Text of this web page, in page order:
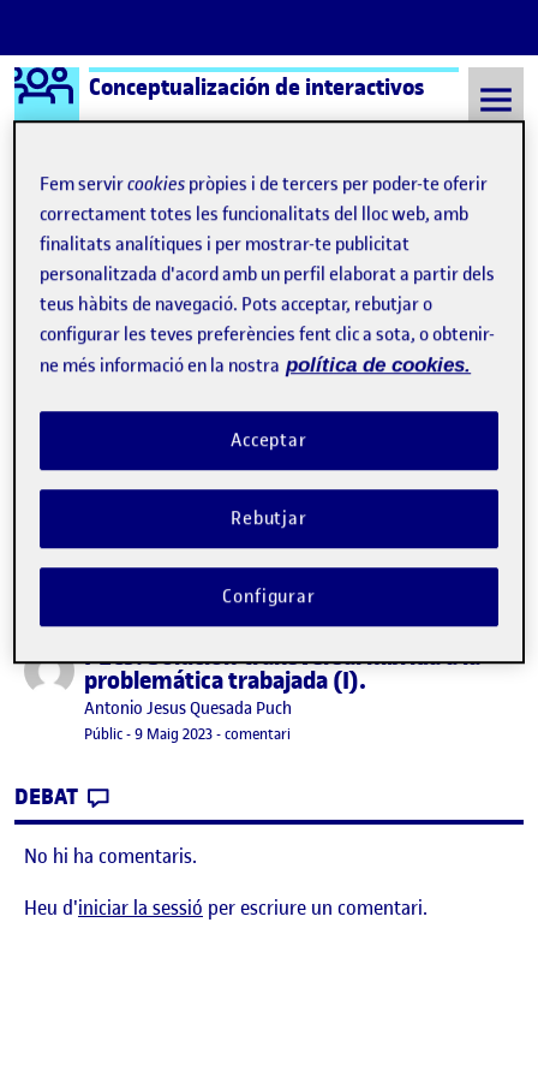
Saltar al contingut
Logo Ágora
Conceptualización de interactivos
Semestre 20222 - Aula 1 9 Maig, 2023
9 Maig, 2023
Publicat perPEC3. Solución transversal híbrida a la
problemática trabajada (I).
Publicat per
Antonio Jesus Quesada Puch
Visibilitat:
Públic-Data de publicació
9 Maig 2023-comentariel PEC3. Solución transversal híbrida
DEBAT
No hi ha comentaris.
Heu d'iniciar la sessió per escriure un comentari.
Fem servircookies pròpies i de tercers per poder-te oferir
correctament totes les funcionalitats del lloc web, amb
finalitats analítiques i per mostrar-te publicitat
personalitzada d'acord amb un perfil elaborat a partir dels
teus hàbits de navegació. Pots acceptar, rebutjar o
configurar les teves preferències fent clic a sota, o obtenir-
ne més informació en la nostra política de cookies.
Rebutjar
Acceptar
Configurar